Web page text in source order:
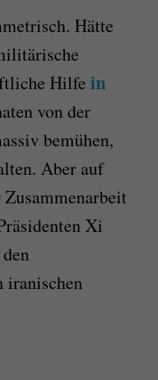
Hätte
Hilfe in
von der
bemühen,
Aber auf
Xi
iranischen